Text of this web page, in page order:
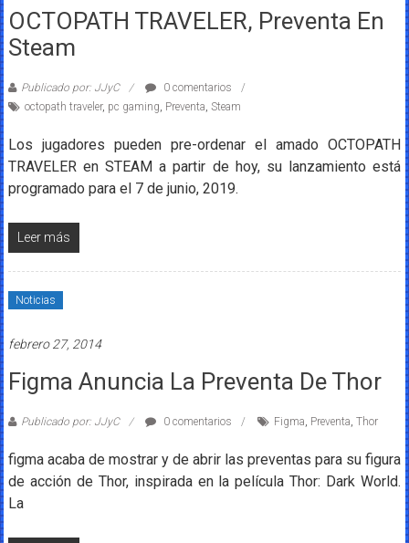
OCTOPATH TRAVELER, Preventa En
Steam
Publicado por: JJyC
0 comentarios
octopath traveler, pc gaming, Preventa, Steam
Los jugadores pueden pre-ordenar el amado OCTOPATH
TRAVELER en STEAM a partir de hoy, su lanzamiento está
programado para el 7 de junio, 2019.
Leer más
Noticias
febrero 27, 2014
Figma Anuncia La Preventa De Thor
Publicado por: JJyC 0 comentarios Figma, Preventa, Thor
figma acaba de mostrar y de abrir las preventas para su figura
de acción de Thor, inspirada en la película Thor: Dark World.
La